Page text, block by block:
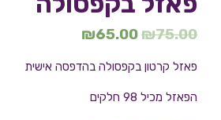
₪75.00
₪65.00
פאזל קרטון בקפסולה בהדפסה אישית
הפאזל מכיל 98 חלקים